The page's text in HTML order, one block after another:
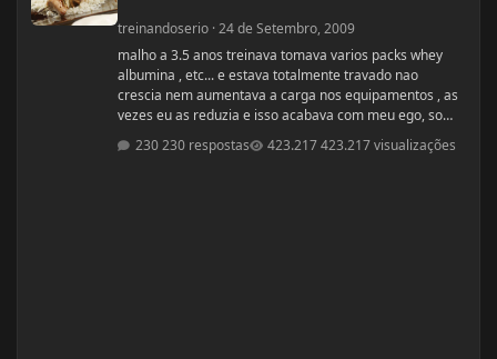
treinandoserio ·24 de Setembro, 2009
malho a 3.5 anos treinava tomava varios packs whey
albumina , etc... e estava totalmente travado nao
crescia nem aumentava a carga nos equipamentos , as
vezes eu as reduzia e isso acabava com meu ego, so
depois de muito tempo para cair a fixa que oque
importa é a dieta,ficar tomando pack é uma bobagem ja
230 respostas 423.217 visualizações